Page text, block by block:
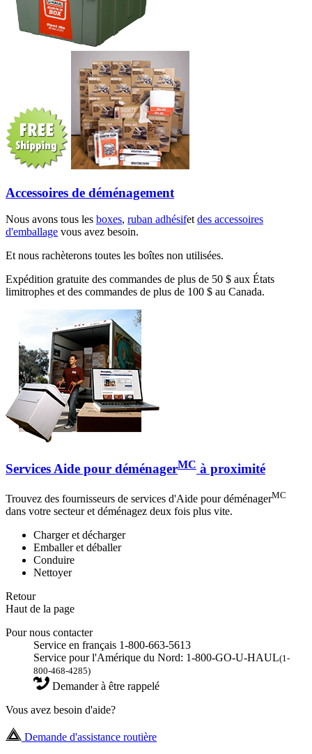
Accessoires de déménagement
Nous avons tous les boxes, ruban adhésifet des accessoires
d'emballage vous avez besoin.
Et nous rachèterons toutes les boîtes non utilisées.
Expédition gratuite des commandes de plus de 50 $ aux États
limitrophes et des commandes de plus de 100 $ au Canada.
Services Aide pour déménagerMC à proximité
Trouvez des fournisseurs de services d'Aide pour déménagerMC
dans votre secteur et déménagez deux fois plus vite.
Charger et décharger
Emballer et déballer
Conduire
Nettoyer
Retour
Haut de la page
Pour nous contacter
Service en français 1-800-663-5613
Service pour l'Amérique du Nord: 1-800-GO-U-HAUL(1-
800-468-4285)
Demander à être rappelé
Vous avez besoin d'aide?
Demande d'assistance routière